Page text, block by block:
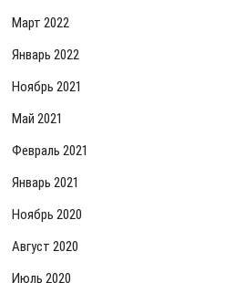
Март 2022
Январь 2022
Ноябрь 2021
Май 2021
Февраль 2021
Январь 2021
Ноябрь 2020
Август 2020
Июль 2020